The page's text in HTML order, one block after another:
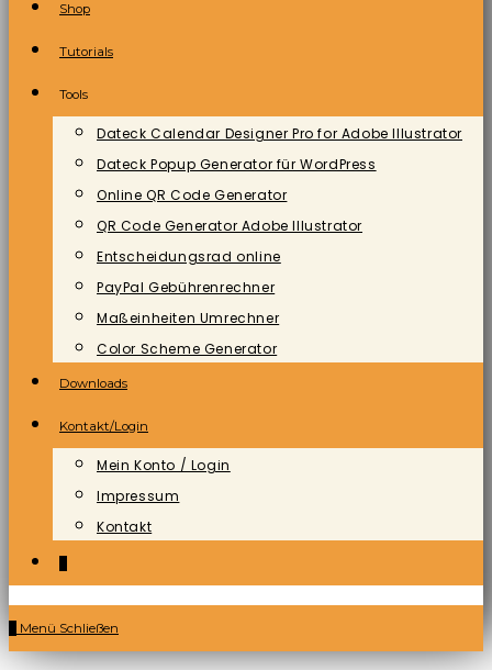
Shop
Tutorials
Tools
Dateck Calendar Designer Pro for Adobe Illustrator
Dateck Popup Generator für WordPress
Online QR Code Generator
QR Code Generator Adobe Illustrator
Entscheidungsrad online
PayPal Gebührenrechner
Maßeinheiten Umrechner
Color Scheme Generator
Downloads
Kontakt/Login
Mein Konto / Login
Impressum
Kontakt
Menü Schließen